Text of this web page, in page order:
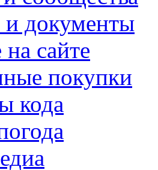
и документы
сайте
покупки
кода